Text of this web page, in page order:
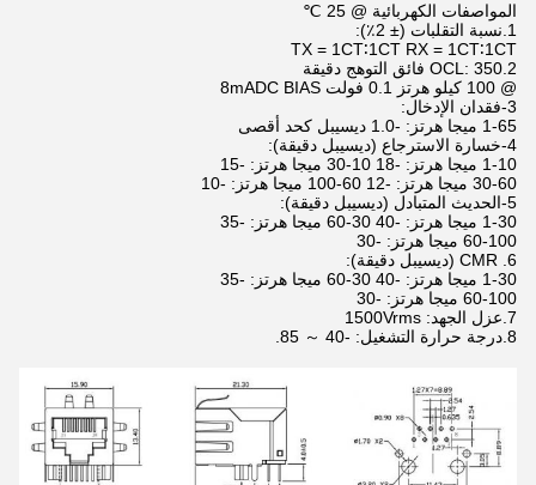
المواصفات الكهربائية @ 25 ℃
1.نسبة التقلبات (± 2٪):
TX = 1CT∶1CT RX = 1CT∶1CT
2.OCL: 350 فائق التوهج دقيقة
@ 100 كيلو هرتز 0.1 فولت 8mADC BIAS
3-فقدان الإدخال:
1-65 ميجا هرتز: -1.0 ديسيبل كحد أقصى
4-خسارة الاسترجاع (ديسيبل دقيقة):
1-10 ميجا هرتز: -18 10-30 ميجا هرتز: -15
30-60 ميجا هرتز: -12 60-100 ميجا هرتز: -10
5-الحديث المتبادل (ديسيبل دقيقة):
1-30 ميجا هرتز: -40 30-60 ميجا هرتز: -35
60-100 ميجا هرتز: -30
6. CMR (ديسيبل دقيقة):
1-30 ميجا هرتز: -40 30-60 ميجا هرتز: -35
60-100 ميجا هرتز: -30
7.عزل الجهد: 1500Vrms
8.درجة حرارة التشغيل: -40 ～ 85.